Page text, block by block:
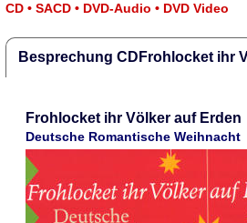
CD • SACD • DVD-Audio • DVD Video
Besprechung CDFrohlocket ihr
Frohlocket ihr Völker auf Erden
Deutsche Romantische Weihnacht